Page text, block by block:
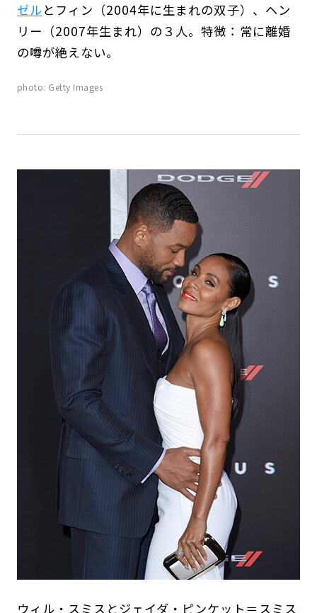
ゼル とフィン（2004年に生まれの双子）、ヘン
リー（2007年生まれ）の３人。特徴：常に離婚
の噂が絶えない。
photo: Getty Images
ウィル・スミスとジェイダ・ピンケット＝スミス